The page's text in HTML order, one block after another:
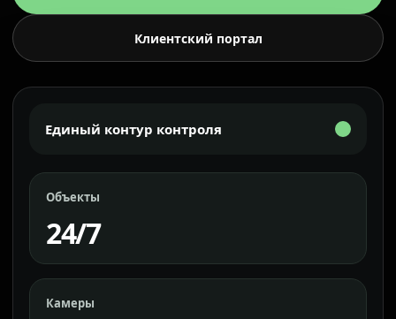
Клиентский портал
Единый контур контроля
Объекты
24/7
Камеры